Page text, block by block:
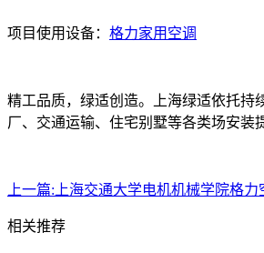
项目使用设备： 格力家用空调
精工品质，绿适创造。上海绿适依托持
厂、交通运输、住宅别墅等各类场安装
上一篇: 上海交通大学电机机械学院格力
相关推荐